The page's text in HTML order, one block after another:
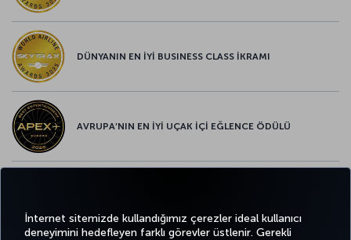
İnternet sitemizde kullandığımız çerezler ideal kullanıcı
deneyimini hedefleyen farklı görevler üstlenir. Gerekli
DÜNYANIN EN İYİ BUSINESS CLASS İKRAMI
AVRUPA’NIN EN İYİ UÇAK İÇİ EĞLENCE ÖDÜLÜ